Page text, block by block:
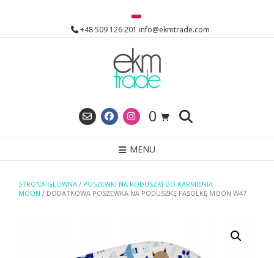
+48 509 126 201 info@ekmtrade.com
0
MENU
STRONA GŁÓWNA / POSZEWKI NA PODUSZKI DO KARMIENIA
MOON / DODATKOWA POSZEWKA NA PODUSZKĘ FASOLKĘ MOON W47